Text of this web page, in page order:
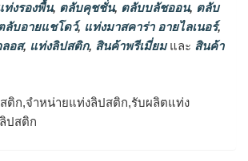
ท่งรองพื้น, ตลับคุชชั่น, ตลับบลัชออน, ตลับ
ลับอายแชโดว์, แท่งมาสคาร่า อายไลเนอร์,
อส, แท่งลิปสติก, สินค้าพรีเมี่ยมและ สินค้า
ติก,จำหน่ายแท่งลิปสติก,รับผลิตแท่ง
ปสติก